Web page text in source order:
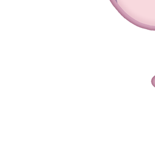
Previous